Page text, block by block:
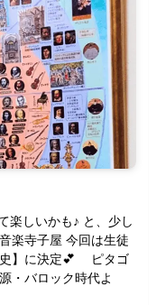
しいかも♪ と、少し
楽寺子屋 今回は生徒
史】に決定💕 ピタゴ
・バロック時代よ